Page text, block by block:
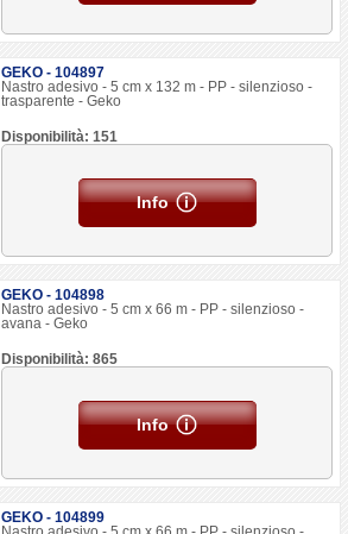
GEKO - 104897
Nastro adesivo - 5 cm x 132 m - PP - silenzioso -
trasparente - Geko
Disponibilità: 151
Info
GEKO - 104898
Nastro adesivo - 5 cm x 66 m - PP - silenzioso -
avana - Geko
Disponibilità: 865
Info
GEKO - 104899